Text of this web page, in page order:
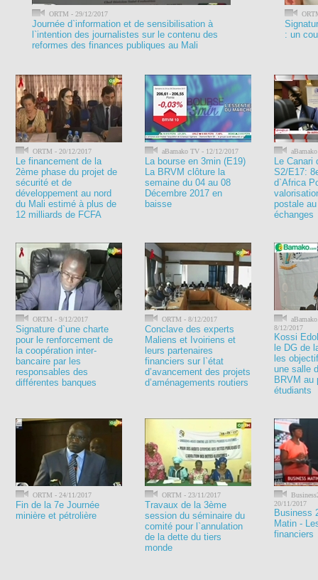
ORTM - 29/12/2017
Journée d`information et de sensibilisation à
l`intention des journalistes sur le contenu des
reformes des finances publiques au Mali
: un
ORTM - 20/12/2017
Le financement de la
2ème phase du projet de
sécurité et de
développement au nord
du Mali estimé à plus de
12 milliards de FCFA
aBamako TV - 12/12/2017
La bourse en 3min (E19)
La BRVM clôture la
semaine du 04 au 08
Décembre 2017 en
baisse
Le Canari
S2/E17:
d`Africa
postale
échanges
ORTM - 9/12/2017
Signature d`une charte
pour le renforcement de
la coopération inter-
bancaire par les
responsables des
différentes banques
ORTM - 8/12/2017
Conclave des experts
Maliens et Ivoiriens et
leurs partenaires
financiers sur l`état
d’avancement des projets
d’aménagements routiers
8/12/2017
Kossi
le DG de
les
une salle
BRVM au
étudiants
ORTM - 24/11/2017
Fin de la 7e Journée
minière et pétrolière
ORTM - 23/11/2017
Travaux de la 3ème
session du séminaire du
comité pour l`annulation
de la dette du tiers
monde
20/11/2017
Business
Matin -
financiers